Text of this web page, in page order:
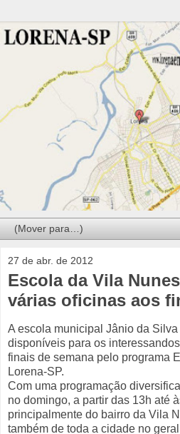
27 de abr. de 2012
Escola da Vila
várias oficinas aos
A escola municipal Jânio da
disponíveis para os
finais de semana pelo programa
Lorena-SP.
Com uma programação
no domingo, a partir das 13h até
principalmente do bairro da Vila
também de toda a cidade no